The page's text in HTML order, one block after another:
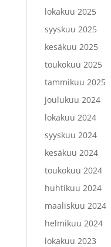
lokakuu 2025
syyskuu 2025
kesäkuu 2025
toukokuu 2025
tammikuu 2025
joulukuu 2024
lokakuu 2024
syyskuu 2024
kesäkuu 2024
toukokuu 2024
huhtikuu 2024
maaliskuu 2024
helmikuu 2024
lokakuu 2023